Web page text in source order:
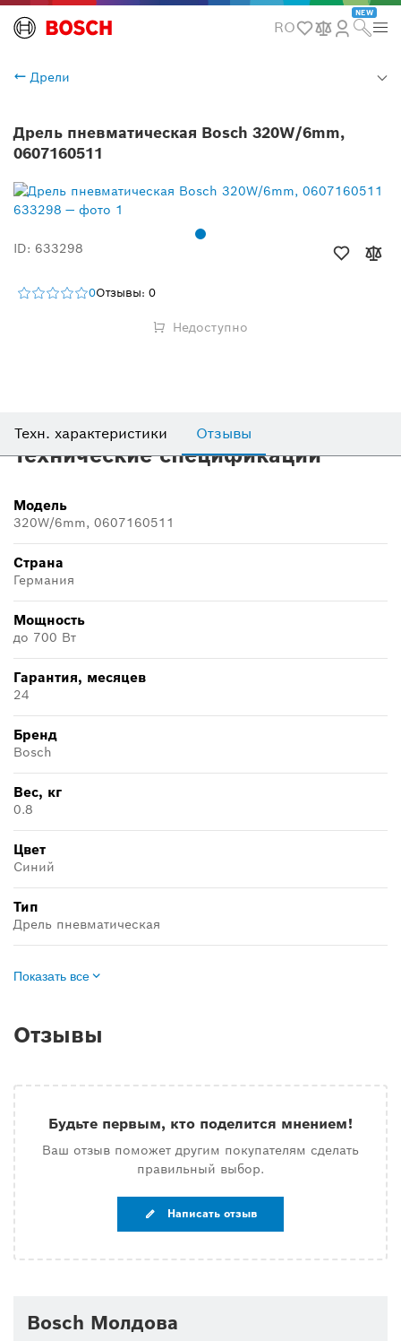
RO
NEW
Дрели
Дрель пневматическая Bosch 320W/6mm,
0607160511
ID: 633298
0Отзывы: 0
Недоступно
Техн. характеристики Отзывы
Технические спецификации
Модель
320W/6mm, 0607160511
Страна
Германия
Мощность
до 700 Вт
Гарантия, месяцев
24
Бренд
Bosch
Вес, кг
0.8
Цвет
Синий
Тип
Дрель пневматическая
Показать все
Отзывы
Будьте первым, кто поделится мнением!
Ваш отзыв поможет другим покупателям сделать
правильный выбор.
Написать отзыв
Bosch Молдова